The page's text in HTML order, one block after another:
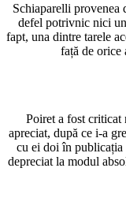
Schiaparelli provenea
defel potrivnic nici
fapt, una dintre tarele
față de orice
Poiret a fost
apreciat, după ce i-a
cu ei doi în publicația
depreciat la modul